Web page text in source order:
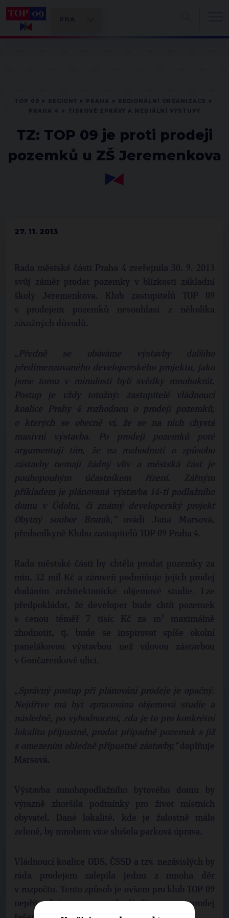
TZ: TOP 09 je proti prodeji
pozemků u ZŠ Jeremenkova
27. 11. 2013
Rada městské části Praha 4 zveřejnila 30. 9. 2013
svůj záměr prodat pozemky v blízkosti základní
školy Jeremenkova. Klub zastupitelů TOP 09
s prodejem pozemků nesouhlasí z několika
závažných důvodů.
„Předně se obáváme výstavby dalšího
předimenzovaného developerského projektu, jako
jsme tomu v minulosti byli svědky mnohokrát.
Postup je vždy totožný: zastupitelé vládnoucí
koalice Prahy 4 rozhodnou o prodeji pozemků,
o kterých se obecně ví, že se na nich chystá
masivní výstavba. Po prodeji pozemků poté
argumentují tím, že na rozhodnutí o způsobu
zástavby nemají žádný vliv a městská část je
pouhopouhým účastníkem řízení. Zářným
příkladem je plánovaná výstavba 14-ti podlažního
domu v Údolní, či známý developerský projekt
Obytný soubor Braník,“uvádí Jana Marsová,
předsedkyně Klubu zastupitelů TOP 09 Praha 4.
Rada městské části by chtěla prodat pozemky za
min. 32 mil Kč a zároveň podmiňuje jejich prodej
dodáním architektonické objemové studie. Lze
předpokládat, že developer bude chtít pozemek
s cenou téměř 7 tisíc Kč za m² maximálně
zhodnotit, tj. bude se inspirovat spíše okolní
panelákovou výstavbou než vilovou zástavbou
v Gončarenkově ulici.
„Správný postup při plánování prodeje je opačný.
Nejdříve má být zpracována objemová studie a
následně, po vyhodnocení, zda je to pro konkrétní
lokalitu přípustné, prodat případně pozemek s již
s omezením ohledně přípustné zástavby,“doplňuje
Marsová.
Výstavba mnohopodlažního bytového domu by
výrazně zhoršila podmínky pro život místních
obyvatel. Dané lokalitě, kde je žalostně málo
zeleně, by mnohem více slušela parková úprava.
Vládnoucí koalice ODS, ČSSD a tzv. nezávislých by
ráda prodejem zalepila jednu z mnoha děr
v rozpočtu. Tento způsob je ovšem pro klub TOP 09
nepřijatelný a proto nepodpoří připravovaný prodej